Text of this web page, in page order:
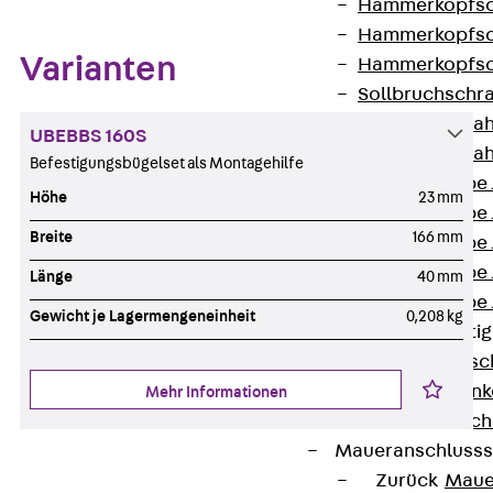
Zahnschraube
Zahnschraube
Zahnschraube
Zahnschraube
Zahnschraube
Zurück
Varianten
UBEBBS 160S
Befestigungsbügelset als Montagehilfe
Höhe 23 mm
Breite 166 mm
Länge 40 mm
Gewicht je Lagermengeneinheit 0,208 kg
Mehr Informationen